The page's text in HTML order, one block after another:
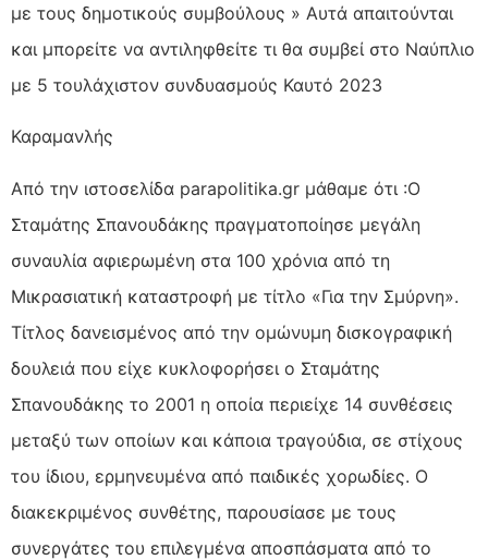
με τους δημοτικούς συμβούλους » Αυτά απαιτούνται
και μπορείτε να αντιληφθείτε τι θα συμβεί στο Ναύπλιο
με 5 τουλάχιστον συνδυασμούς Καυτό 2023
Καραμανλής
Από την ιστοσελίδα parapolitika.gr μάθαμε ότι :Ο
Σταμάτης Σπανουδάκης πραγματοποίησε μεγάλη
συναυλία αφιερωμένη στα 100 χρόνια από τη
Μικρασιατική καταστροφή με τίτλο «Για την Σμύρνη».
Τίτλος δανεισμένος από την ομώνυμη δισκογραφική
δουλειά που είχε κυκλοφορήσει ο Σταμάτης
Σπανουδάκης το 2001 η οποία περιείχε 14 συνθέσεις
μεταξύ των οποίων και κάποια τραγούδια, σε στίχους
του ίδιου, ερμηνευμένα από παιδικές χορωδίες. Ο
διακεκριμένος συνθέτης, παρουσίασε με τους
συνεργάτες του επιλεγμένα αποσπάσματα από το